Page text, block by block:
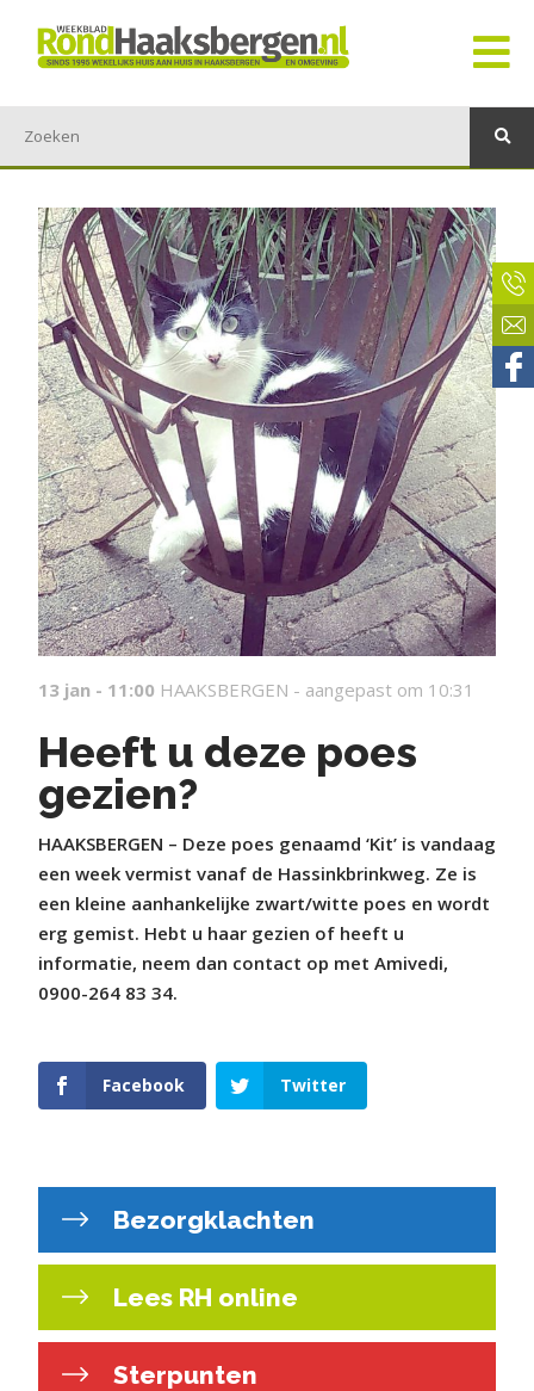
13 jan - 11:00 HAAKSBERGEN - aangepast om 10:31
Heeft u deze poes
gezien?
HAAKSBERGEN – Deze poes genaamd ‘Kit’ is vandaag
een week vermist vanaf de Hassinkbrinkweg. Ze is
een kleine aanhankelijke zwart/witte poes en wordt
erg gemist. Hebt u haar gezien of heeft u
informatie, neem dan contact op met Amivedi,
0900-264 83 34.
Facebook Twitter
Bezorgklachten
Lees RH online
Sterpunten